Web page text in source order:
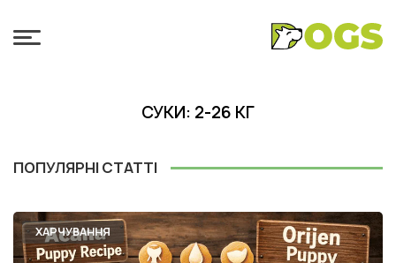
СУКИ: 2-26 КГ
ПОПУЛЯРНІ СТАТТІ
ХАРЧУВАННЯ